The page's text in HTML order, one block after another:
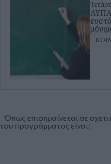
Όπως επισημαίνεται σε
του προγράμματος είναι: